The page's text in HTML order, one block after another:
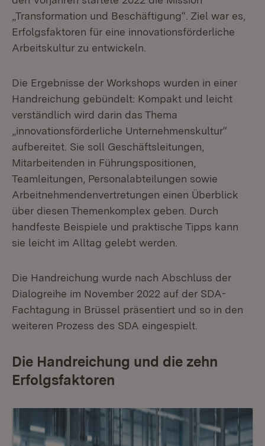
„Transformation und Beschäftigung“. Ziel war es,
Erfolgsfaktoren für eine innovationsförderliche
Arbeitskultur zu entwickeln.
Die Ergebnisse der Workshops wurden in einer
Handreichung gebündelt: Kompakt und leicht
verständlich wird darin das Thema
„innovationsförderliche Unternehmenskultur“
aufbereitet. Sie soll Geschäftsleitungen,
Mitarbeitenden in Führungspositionen,
Teamleitungen, Personalabteilungen sowie
Arbeitnehmendenvertretungen einen Überblick
über diesen Themenkomplex geben. Durch
handfeste Beispiele und praktische Tipps kann
sie leicht im Alltag gelebt werden.
Die Handreichung wurde nach Abschluss der
Dialogreihe im November 2022 auf der SDA-
Fachtagung in Brüssel präsentiert und so in den
weiteren Prozess des SDA eingespielt.
Die Handreichung und die zehn
Erfolgsfaktoren